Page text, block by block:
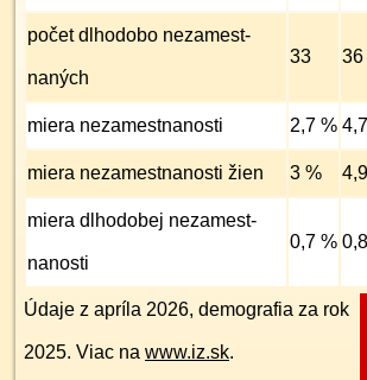
počet dlhodobo nezamest­
naných
33 36
miera nezamest­nanosti 2,7 %
miera nezamest­nanosti žien 3 %
miera dlhodobej nezamest­
nanosti
0,7 %
Údaje z apríla 2026, demografia za rok
2025. Viac na www.iz.sk.